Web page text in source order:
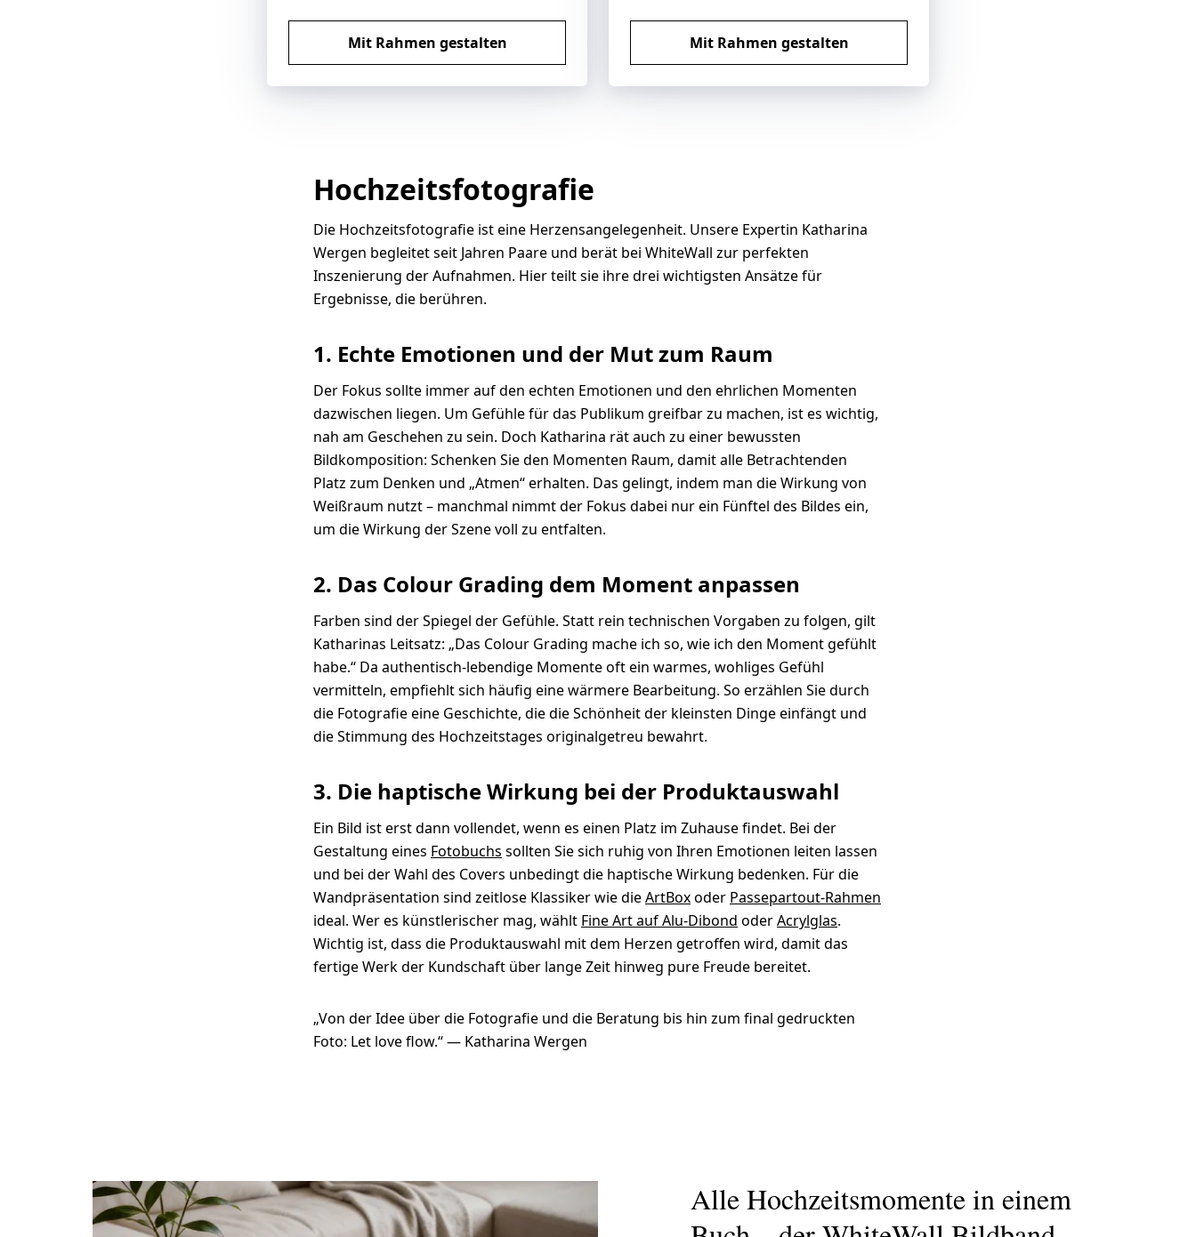
Mit Rahmen gestalten Mit Rahmen gestalten
Hochzeitsfotografie
Die Hochzeitsfotografie ist eine Herzensangelegenheit. Unsere Expertin Katharina
Wergen begleitet seit Jahren Paare und berät bei WhiteWall zur perfekten
Inszenierung der Aufnahmen. Hier teilt sie ihre drei wichtigsten Ansätze für
Ergebnisse, die berühren.
1. Echte Emotionen und der Mut zum Raum
Der Fokus sollte immer auf den echten Emotionen und den ehrlichen Momenten
dazwischen liegen. Um Gefühle für das Publikum greifbar zu machen, ist es wichtig,
nah am Geschehen zu sein. Doch Katharina rät auch zu einer bewussten
Bildkomposition: Schenken Sie den Momenten Raum, damit alle Betrachtenden
Platz zum Denken und „Atmen“ erhalten. Das gelingt, indem man die Wirkung von
Weißraum nutzt – manchmal nimmt der Fokus dabei nur ein Fünftel des Bildes ein,
um die Wirkung der Szene voll zu entfalten.
2. Das Colour Grading dem Moment anpassen
Farben sind der Spiegel der Gefühle. Statt rein technischen Vorgaben zu folgen, gilt
Katharinas Leitsatz: „Das Colour Grading mache ich so, wie ich den Moment gefühlt
habe.“ Da authentisch-lebendige Momente oft ein warmes, wohliges Gefühl
vermitteln, empfiehlt sich häufig eine wärmere Bearbeitung. So erzählen Sie durch
die Fotografie eine Geschichte, die die Schönheit der kleinsten Dinge einfängt und
die Stimmung des Hochzeitstages originalgetreu bewahrt.
3. Die haptische Wirkung bei der Produktauswahl
Ein Bild ist erst dann vollendet, wenn es einen Platz im Zuhause findet. Bei der
Gestaltung eines Fotobuchs sollten Sie sich ruhig von Ihren Emotionen leiten lassen
und bei der Wahl des Covers unbedingt die haptische Wirkung bedenken. Für die
Wandpräsentation sind zeitlose Klassiker wie dieArtBoxoder Passepartout-Rahmen
ideal. Wer es künstlerischer mag, wählt Fine Art auf Alu-Dibond oderAcrylglas.
Wichtig ist, dass die Produktauswahl mit dem Herzen getroffen wird, damit das
fertige Werk der Kundschaft über lange Zeit hinweg pure Freude bereitet.
„Von der Idee über die Fotografie und die Beratung bis hin zum final gedruckten
Foto: Let love flow.“ — Katharina Wergen
Alle Hochzeitsmomente in einem